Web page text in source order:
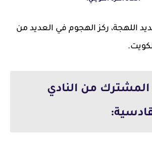
اللهجة، ركز الهجوم في العديد من
المشترك من النادي